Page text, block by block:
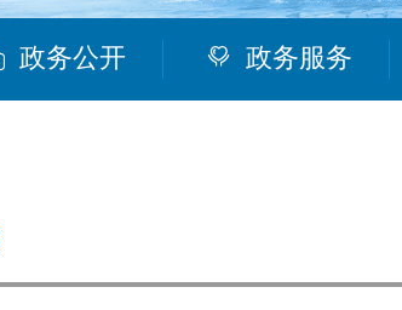
政务公开 政务服务